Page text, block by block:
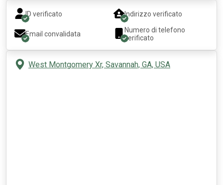
ID verificato Indirizzo verificato
Email convalidata
Numero di telefono
verificato
West Montgomery Xr, Savannah, GA, USA